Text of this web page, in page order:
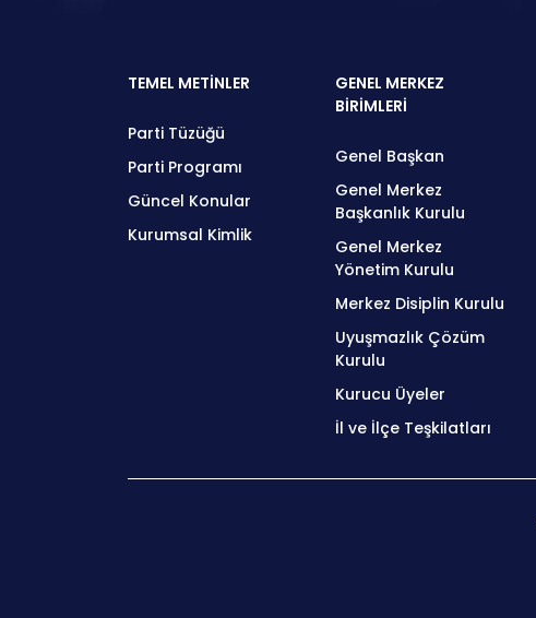
TEMEL METİNLER
Parti Tüzüğü
Parti Programı
Güncel Konular
Kurumsal Kimlik
GENEL MERKEZ
BİRİMLERİ
Genel Başkan
Genel Merkez
Başkanlık Kurulu
Genel Merkez
Yönetim Kurulu
Merkez Disiplin Kurulu
Uyuşmazlık Çözüm
Kurulu
Kurucu Üyeler
İl ve İlçe Teşkilatları